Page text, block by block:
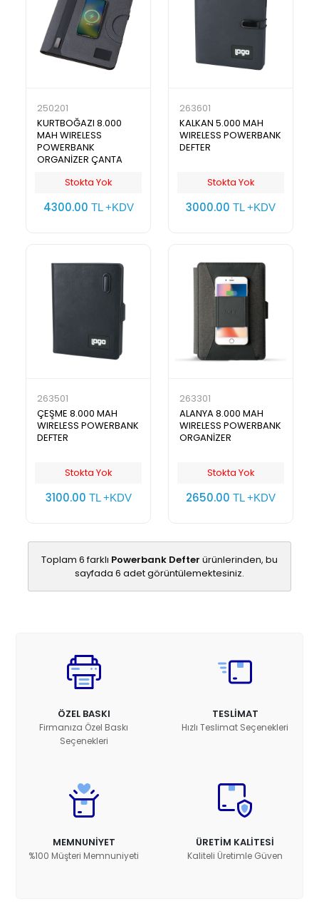
250201
KURTBOĞAZI 8.000
MAH WIRELESS
POWERBANK
ORGANİZER ÇANTA
Stokta Yok
4300.00 TL +KDV
263601
KALKAN 5.000 MAH
WIRELESS POWERBANK
DEFTER
Stokta Yok
3000.00 TL +KDV
263501
ÇEŞME 8.000 MAH
WIRELESS POWERBANK
DEFTER
Stokta Yok
3100.00 TL +KDV
263301
ALANYA 8.000 MAH
WIRELESS POWERBANK
ORGANİZER
Stokta Yok
2650.00 TL +KDV
Toplam 6 farklı Powerbank Defter ürünlerinden, bu
sayfada 6 adet görüntülemektesiniz.
ÖZEL BASKI
Firmanıza Özel Baskı
Seçenekleri
TESLİMAT
Hızlı Teslimat Seçenekleri
MEMNUNİYET
%100 Müşteri Memnuniyeti
ÜRETİM KALİTESİ
Kaliteli Üretimle Güven